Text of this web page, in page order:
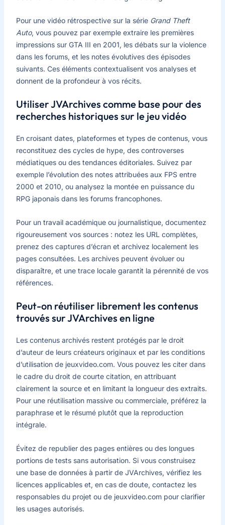
Pour une vidéo rétrospective sur la série Grand Theft
Auto, vous pouvez par exemple extraire les premières
impressions sur GTA III en 2001, les débats sur la violence
dans les forums, et les notes évolutives des épisodes
suivants. Ces éléments contextualisent vos analyses et
donnent de la profondeur à vos récits.
Utiliser JVArchives comme base pour des
recherches historiques sur le jeu vidéo
En croisant dates, plateformes et types de contenus, vous
reconstituez des cycles de hype, des controverses
médiatiques ou des tendances éditoriales. Suivez par
exemple l’évolution des notes attribuées aux FPS entre
2000 et 2010, ou analysez la montée en puissance du
RPG japonais dans les forums francophones.
Pour un travail académique ou journalistique, documentez
rigoureusement vos sources : notez les URL complètes,
prenez des captures d’écran et archivez localement les
pages consultées. Les archives peuvent évoluer ou
disparaître, et une trace locale garantit la pérennité de vos
références.
Peut-on réutiliser librement les contenus
trouvés sur JVArchives en ligne
Les contenus archivés restent protégés par le droit
d’auteur de leurs créateurs originaux et par les conditions
d’utilisation de jeuxvideo.com. Vous pouvez les citer dans
le cadre du droit de courte citation, en attribuant
clairement la source et en limitant la longueur des extraits.
Pour une réutilisation massive ou commerciale, préférez la
paraphrase et le résumé plutôt que la reproduction
intégrale.
Évitez de republier des pages entières ou des longues
portions de tests sans autorisation. Si vous construisez
une base de données à partir de JVArchives, vérifiez les
licences applicables et, en cas de doute, contactez les
responsables du projet ou de jeuxvideo.com pour clarifier
les usages autorisés.